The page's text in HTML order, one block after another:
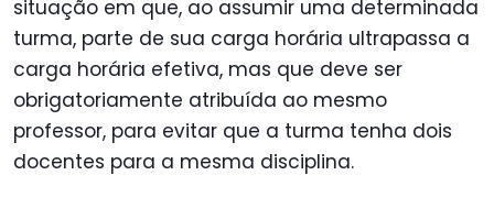
situação em que, ao assumir uma determinada
turma, parte de sua carga horária ultrapassa a
carga horária efetiva, mas que deve ser
obrigatoriamente atribuída ao mesmo
professor, para evitar que a turma tenha dois
docentes para a mesma disciplina.